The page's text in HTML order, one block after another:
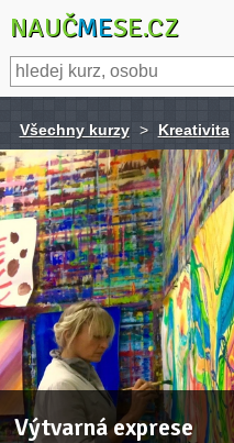
NAUČMESE.CZ
Všechny kurzy > Kreativita
Výtvarná exprese